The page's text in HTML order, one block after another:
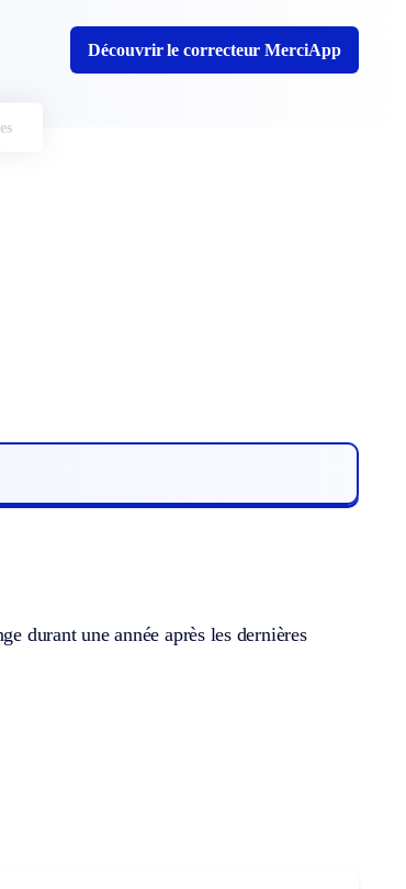
Découvrir le correcteur MerciApp
durant une année après les dernières